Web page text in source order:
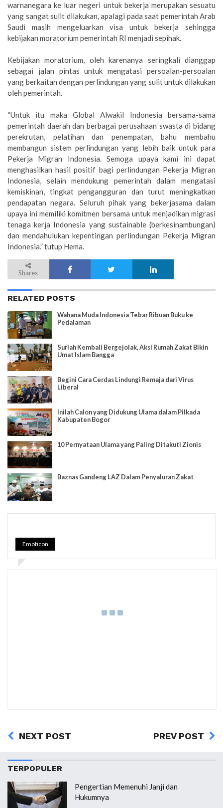
warnanegara ke luar negeri untuk bekerja merupakan sesuatu
yang sangat sulit dilakukan, apalagi pada saat pemerintah Arab
Saudi masih mengeluarkan visa untuk bekerja sehingga
kebijakan moratorium pemerintah RI menjadi sepihak.
Kebijakan moratorium, oleh karenanya seringkali dianggap
sebagai jalan pintas untuk mengatasi persoalan-persoalan
yang berkaitan dengan perlindungan yang sulit untuk dilakukan
oleh pemerintah.
“Untuk itu maka Global Alwakil Indonesia bersama-sama
pemerintah daerah dan berbagai perusahaan swasta di bidang
perekrutan, pelatihan dan penempatan, bahu membahu
membangun sistem perlindungan yang lebih baik untuk para
Pekerja Migran Indonesia. Semoga upaya kami ini dapat
menghasilkan hasil positif bagi perlindungan Pekerja Migran
Indonesia, selain mendukung pemerintah dalam mengatasi
kemiskinan, tingkat pengangguran dan turut meningkatkan
pendapatan negara. Seluruh pihak yang bekerjasama dalam
upaya ini memiliki komitmen bersama untuk menjadikan migrasi
tenaga kerja Indonesia yang sustainable (berkesinambungan)
dan mendahulukan kepentingan perlindungan Pekerja Migran
Indonesia.” tutup Hema.
Shares
RELATED POSTS
Wahana Muda Indonesia Tebar Ribuan Buku ke
Pedalaman
Suriah Kembali Bergejolak, Aksi Rumah Zakat Bikin
Umat Islam Bangga
Begini Cara Cerdas Lindungi Remaja dari Virus
Liberal
Inilah Calon yang Didukung Ulama dalam Pilkada
Kabupaten Bogor
10 Pernyataan Ulama yang Paling Ditakuti Zionis
Baznas Gandeng LAZ Dalam Penyaluran Zakat
Emoticon
NEXT POST PREV POST
TERPOPULER
Pengertian Memenuhi Janji dan
Hukumnya